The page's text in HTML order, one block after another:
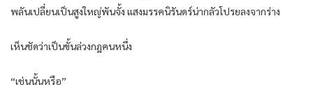
พลัน​เปลี่ยนเป็น​สูงใหญ่​พัน​จั้ง แสงมรรค​นิรันดร์​น่ากลัว​โปรย​ลง​จากร่าง​
เห็นชัด​ว่า​เป็น​ขั้น​ล่วง​กฎ​คน​หนึ่ง​
“เช่นนั้น​หรือ​”